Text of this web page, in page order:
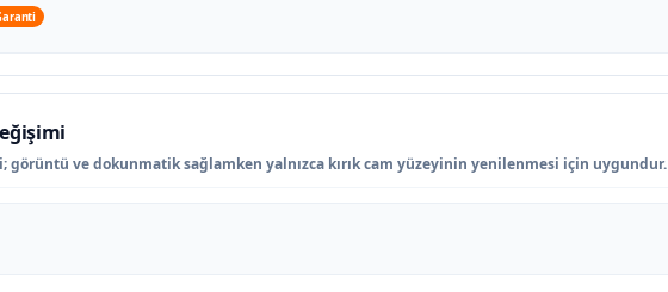
görüntü ve dokunmatik sağlamken yalnızca kırık cam yüzeyinin yenilenmesi için uygundur.